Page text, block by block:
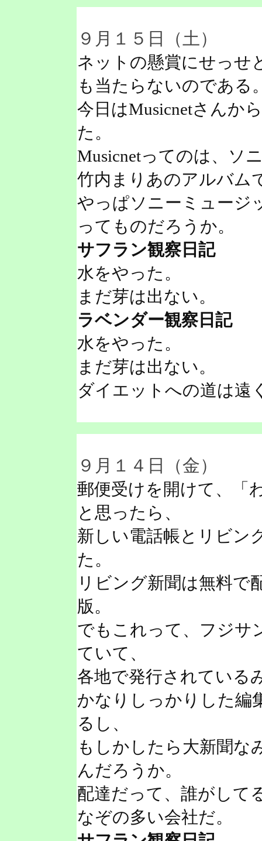
９月１５日（土）
ネットの懸賞にせっせ
も当たらないのである
今日はMusicnetさんか
た。
Musicnetってのは、ソ
竹内まりあのアルバム
やっぱソニーミュージ
ってものだろうか。
サフラン観察日記
水をやった。
まだ芽は出ない。
ラベンダー観察日記
水をやった。
まだ芽は出ない。
ダイエットへの道は遠
９月１４日（金）
郵便受けを開けて、「
と思ったら、
新しい電話帳とリビン
た。
リビング新聞は無料で
版。
でもこれって、フジサ
ていて、
各地で発行されている
かなりしっかりした編
るし、
もしかしたら大新聞な
んだろうか。
配達だって、誰がして
なぞの多い会社だ。